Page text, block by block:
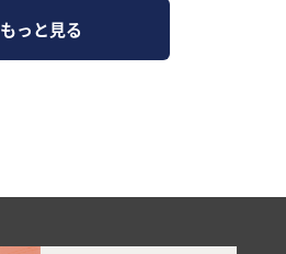
もっと見る